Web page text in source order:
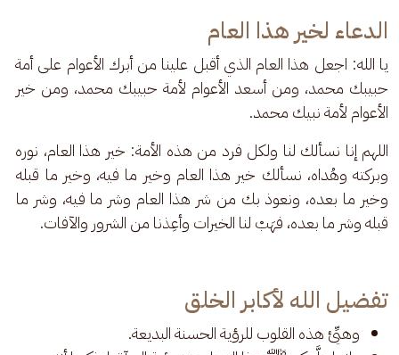
الدعاء لخير هذا العام
يا الله: اجعل هذا العام الذي أقبل علينا من أبرك الأعوام على أمة
حبيبك محمد، ومن أسعد الأعوام لأمة حبيبك محمد، ومن خير
الأعوام لأمة نبيك محمد.
اللهم إنا نسألك لنا ولكل فرد من هذه الأمة: خير هذا العام، نوره
وبركته وهُداه، نسألك خير هذا العام وخير ما فيه، وخير ما قبله
وخير ما بعده، ونعوذ بك من شر هذا العام وشر ما فيه، وشر ما
قبله وشر ما بعده، فهَبْ لنا الخيرات وأعِذنا من الشرور والآفات.
تفضيل الله لأكابر الخلق
وهيِّئ هذه القلوب للرؤية الحسنة البديعة.